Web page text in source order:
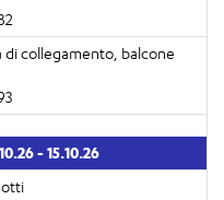
- 15.10.26